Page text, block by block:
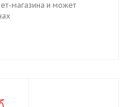
магазина и может